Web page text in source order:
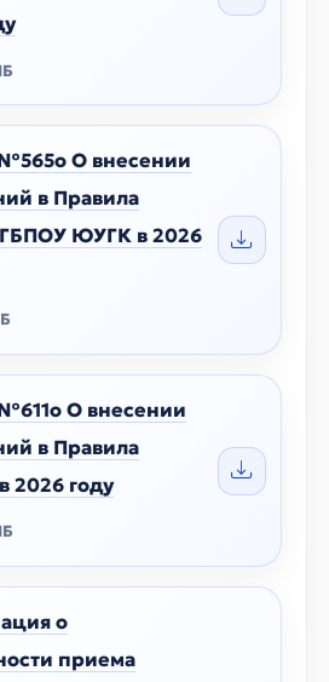
О внесении
в Правила
ЮУГК в 2026
О внесении
в Правила
2026 году
о
приема